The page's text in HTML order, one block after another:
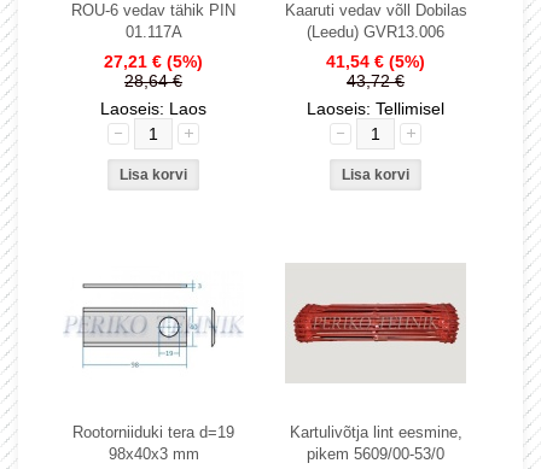
ROU-6 vedav tähik PIN
01.117A
27,21 € (5%)
28,64 €
Laoseis: Laos
Kaaruti vedav võll Dobilas
(Leedu) GVR13.006
41,54 € (5%)
43,72 €
Laoseis: Tellimisel
Rootorniiduki tera d=19
98x40x3 mm
Kartulivõtja lint eesmine,
pikem 5609/00-53/0